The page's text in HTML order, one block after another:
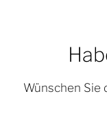
Wünschen Sie